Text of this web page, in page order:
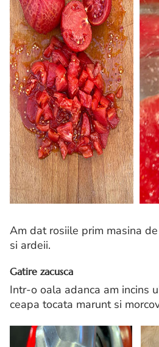
Am dat rosiile prim masina
si ardeii.
Gatire zacusca
Intr-o oala adanca am incins
ceapa tocata marunt si